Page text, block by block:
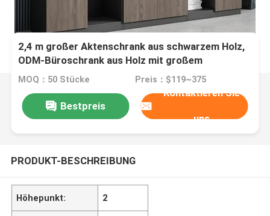
2,4 m großer Aktenschrank aus schwarzem Holz,
ODM-Büroschrank aus Holz mit großem
Fassungsvermögen
MOQ：50 Stücke Preis：$119~375
Bestpreis
Kontaktieren Sie
uns
PRODUKT-BESCHREIBUNG
Höhepunkt: 2